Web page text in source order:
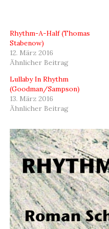
Rhythm-A-Half (Thomas
Stabenow)
12. März 2016
Ähnlicher Beitrag
Lullaby In Rhythm
(Goodman/Sampson)
13. März 2016
Ähnlicher Beitrag